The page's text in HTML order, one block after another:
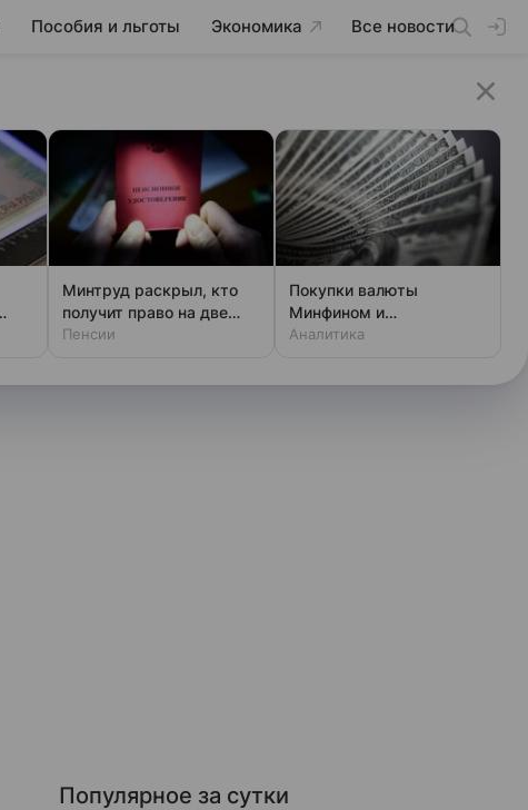
Пособия и льготы Экономика Все новости
Популярное за сутки
Минтруд раскрыл, кто
получит право на две
пенсии
Пенсии
Покупки валюты
Минфином и
спекулянтами разогнали
Аналитика